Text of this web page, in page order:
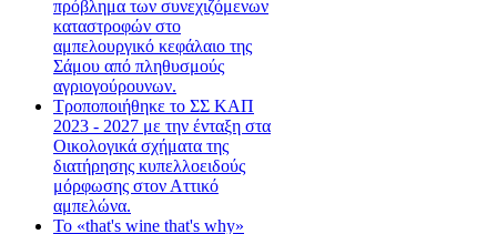
πρόβλημα των συνεχιζόμενων
καταστροφών στο
αμπελουργικό κεφάλαιο της
Σάμου από πληθυσμούς
αγριογούρουνων.
Τροποποιήθηκε το ΣΣ ΚΑΠ
2023 - 2027 με την ένταξη στα
Οικολογικά σχήματα της
διατήρησης κυπελλοειδούς
μόρφωσης στον Αττικό
αμπελώνα.
Το «that's wine that's why»